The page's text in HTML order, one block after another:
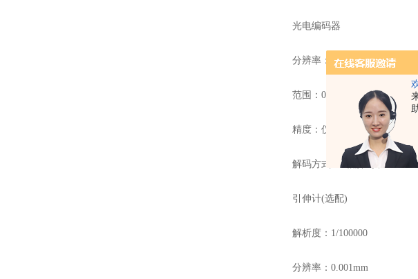
光电编码器
分辨率：高达0.001mm；响应
范围：0～20000mm任意设置
精度：仪表系统*；
解码方式：4相解码；
引伸计(选配)
解析度：1/100000
分辨率：0.001mm